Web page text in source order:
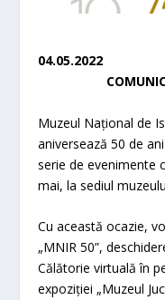
COMUNICAT
Muzeul Național de
aniversează 50 de
serie de evenimente
mai, la sediul
Cu această ocazie,
„MNIR 50”,
Călătorie virtuală în
expoziției „Muzeul